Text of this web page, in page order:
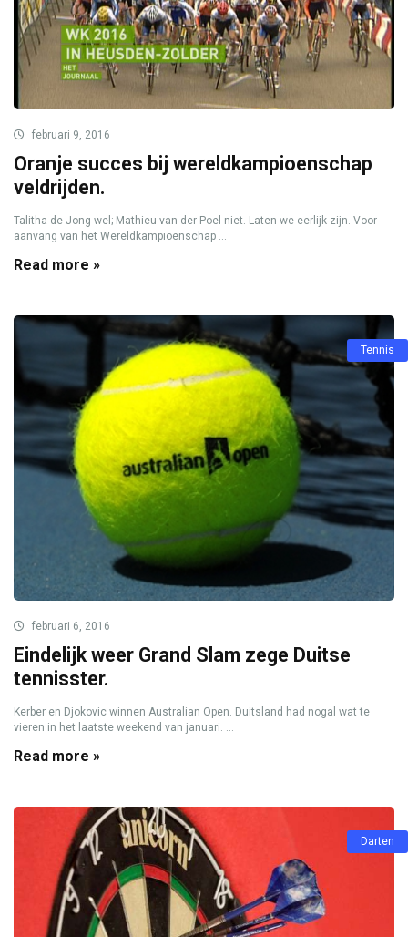
februari 9, 2016
Oranje succes bij wereldkampioenschap
veldrijden.
Talitha de Jong wel; Mathieu van der Poel niet. Laten we eerlijk zijn. Voor
aanvang van het Wereldkampioenschap ...
Read more »
Tennis
februari 6, 2016
Eindelijk weer Grand Slam zege Duitse
tennisster.
Kerber en Djokovic winnen Australian Open. Duitsland had nogal wat te
vieren in het laatste weekend van januari. ...
Read more »
Darten